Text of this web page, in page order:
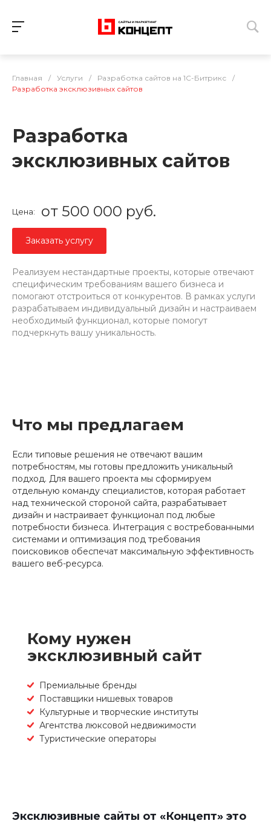
Главная / Услуги / Разработка сайтов на 1С-Битрикс
/
Разработка эксклюзивных сайтов
Разработка
эксклюзивных сайтов
Цена: от 500 000 руб.
Заказать услугу
Реализуем нестандартные проекты, которые отвечают
специфическим требованиям вашего бизнеса и
помогают отстроиться от конкурентов. В рамках услуги
разрабатываем индивидуальный дизайн и настраиваем
необходимый функционал, которые помогут
подчеркнуть вашу уникальность.
Что мы предлагаем
Если типовые решения не отвечают вашим
потребностям, мы готовы предложить уникальный
подход. Для вашего проекта мы сформируем
отдельную команду специалистов, которая работает
над технической стороной сайта, разрабатывает
дизайн и настраивает функционал под любые
потребности бизнеса. Интеграция с востребованными
системами и оптимизация под требования
поисковиков обеспечат максимальную эффективность
вашего веб-ресурса.
Кому нужен
эксклюзивный сайт
Премиальные бренды
Поставщики нишевых товаров
Культурные и творческие институты
Агентства люксовой недвижимости
Туристические операторы
Эксклюзивные сайты от «Концепт» это